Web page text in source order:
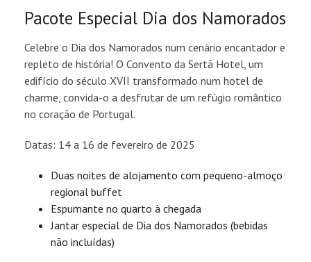
Pacote Especial Dia dos Namorados
Celebre o Dia dos Namorados num cenário encantador e
repleto de história! O Convento da Sertã Hotel, um
edifício do século XVII transformado num hotel de
charme, convida-o a desfrutar de um refúgio romântico
no coração de Portugal.
Datas: 14 a 16 de fevereiro de 2025
Duas noites de alojamento com pequeno-almoço
regional buffet
Espumante no quarto à chegada
Jantar especial de Dia dos Namorados (bebidas
não incluídas)